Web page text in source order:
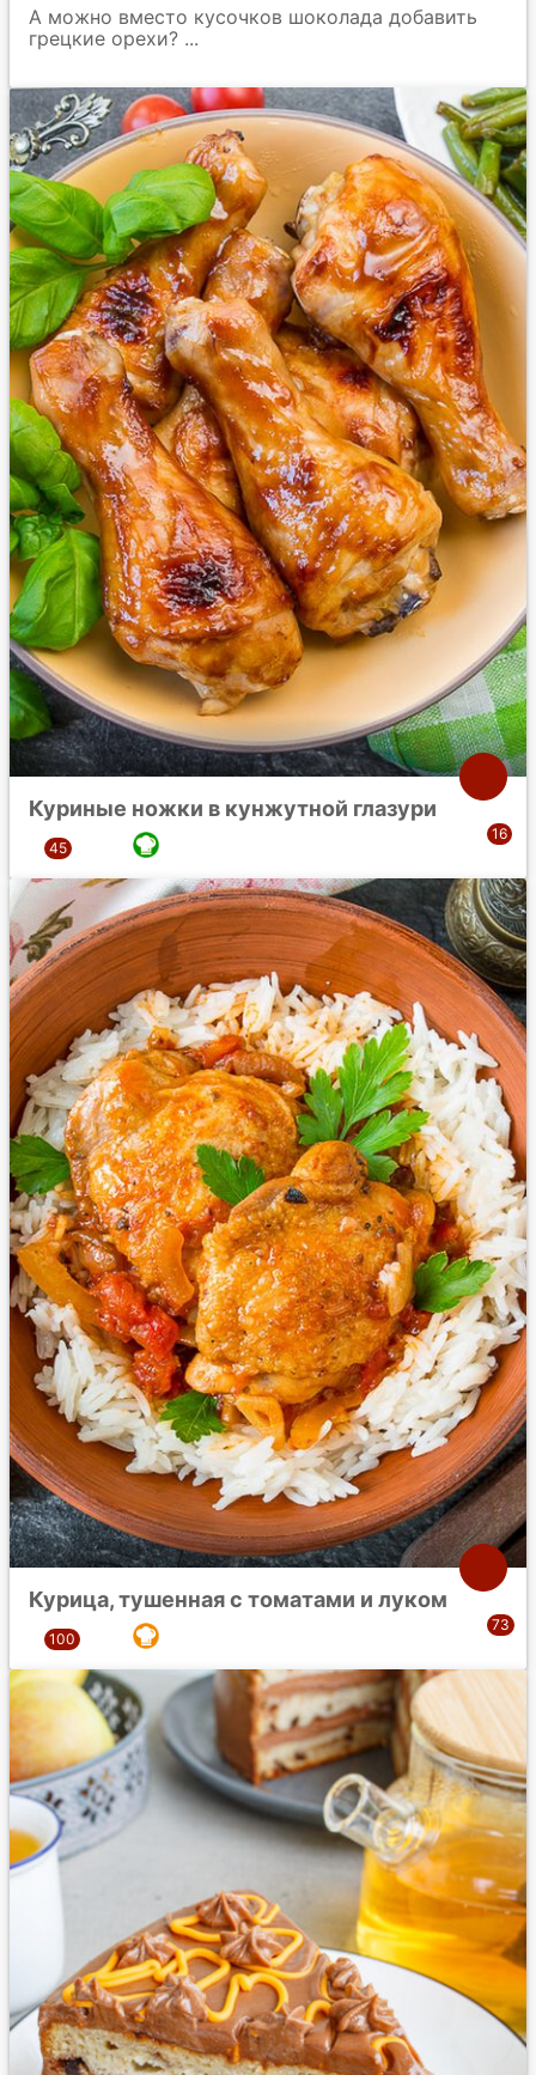
А можно вместо кусочков шоколада добавить
грецкие орехи?
Куриные ножки в кунжутной глазури
Курица, тушенная с томатами и луком